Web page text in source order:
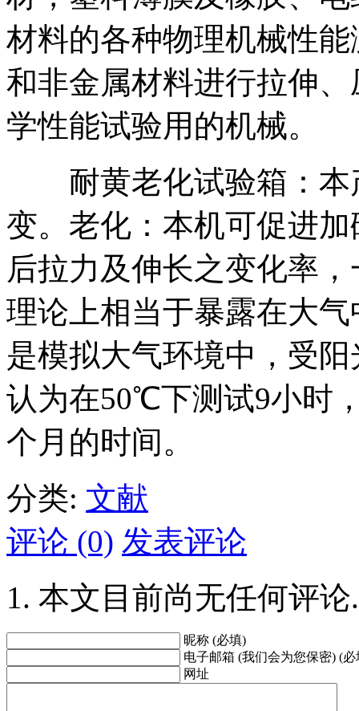
材料的各种物理机械性
和非金属材料进行拉伸
学性能试验用的机械。
耐黄老化试验箱：本
变。老化：本机可促进
后拉力及伸长之变化率
理论上相当于暴露在大
是模拟大气环境中，受
认为在50℃下测试9小时
个月的时间。
分类: 文献
评论 (0) 发表评论
本文目前尚无任何评论.
昵称 (必填)
电子邮箱 (我们会为您保密) (必
网址